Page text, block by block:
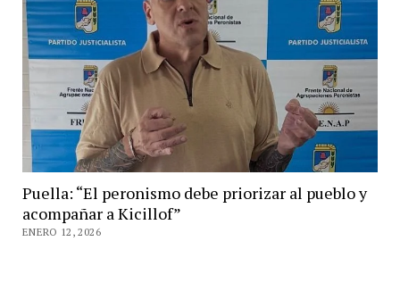
Puella: “El peronismo debe priorizar al pueblo y
acompañar a Kicillof”
ENERO 12, 2026